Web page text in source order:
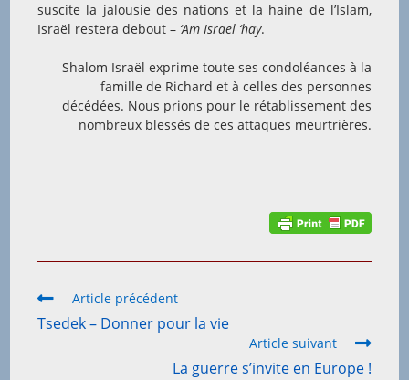
suscite la jalousie des nations et la haine de l’Islam,
Israël restera debout – ‘Am Israel ‘hay.
Shalom Israël exprime toute ses condoléances à la
famille de Richard et à celles des personnes
décédées. Nous prions pour le rétablissement des
nombreux blessés de ces attaques meurtrières.
Read
more
articles
Article précédent
Tsedek – Donner pour la vie
Article suivant
La guerre s’invite en Europe !